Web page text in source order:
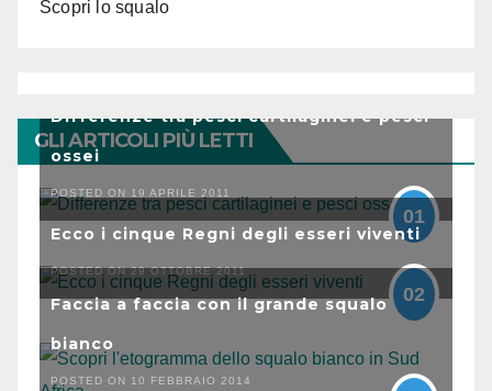
Scopri lo squalo
GLI ARTICOLI PIÙ LETTI
Differenze tra pesci cartilaginei e pesci
ossei
POSTED ON 19 APRILE 2011
01
Ecco i cinque Regni degli esseri viventi
POSTED ON 29 OTTOBRE 2011
02
Faccia a faccia con il grande squalo
bianco
POSTED ON 10 FEBBRAIO 2014